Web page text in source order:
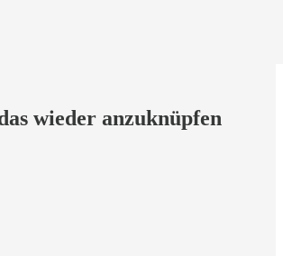
wieder anzuknüpfen